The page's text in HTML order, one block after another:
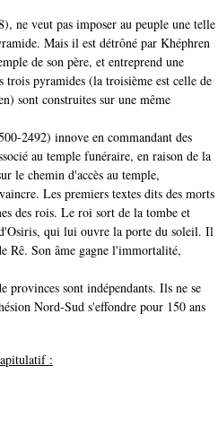
ne veut pas imposer au peuple une telle
Mais il est détrôné par Khéphren
de son père, et entreprend une
pyramides (la troisième est celle de
sont construites sur une même
2492) innove en commandant des
au temple funéraire, en raison de la
le chemin d'accès au temple,
Les premiers textes dits des morts
des rois. Le roi sort de la tombe et
qui lui ouvre la porte du soleil. Il
Rê. Son âme gagne l'immortalité,
provinces sont indépendants. Ils ne se
Nord-Sud s'effondre pour 150 ans
: